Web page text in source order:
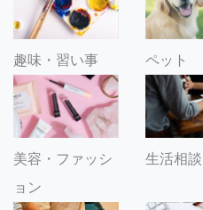
趣味・習い事 ペット
美容・ファッシ
ョン
生活相談